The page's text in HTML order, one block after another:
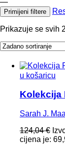
Primijeni filtere
Prikazuje se svih
u košaricu
Kolekcija
Sarah J.
124,04€
cijena je: